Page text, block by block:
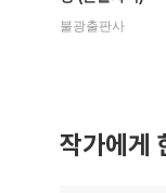
불광출판사
작가에게